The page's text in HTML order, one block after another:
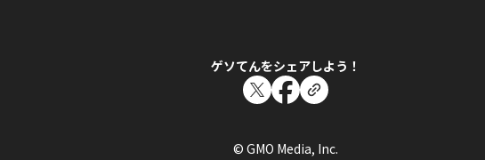
ゲソてんをシェアしよう！
© GMO Media, Inc.